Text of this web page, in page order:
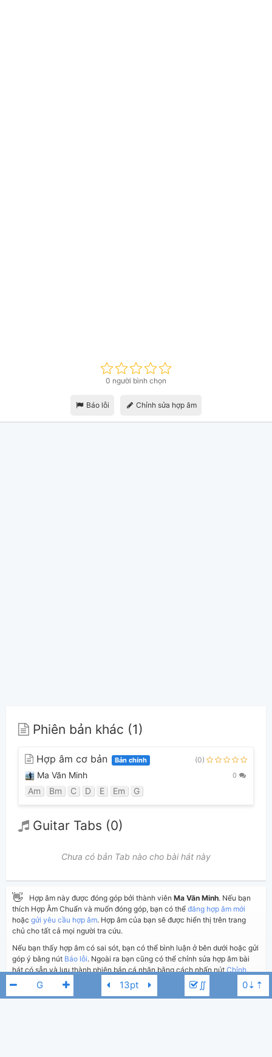
∬
0 người bình chọn
Báo lỗi Chỉnh sửa hợp âm
Phiên bản khác (1)
Hợp âm cơ bản Bản chính (0)
Ma Văn Minh 0
Am Bm C D E Em G
Guitar Tabs (0)
Chưa có bản Tab nào cho bài hát này
👋 Hợp âm này được đóng góp bởi thành viên Ma Văn Minh. Nếu bạn
thích Hợp Âm Chuẩn và muốn đóng góp, bạn có thể đăng hợp âm mới
hoặc gửi yêu cầu hợp âm. Hợp âm của bạn sẽ được hiển thị trên trang
chủ cho tất cả mọi người tra cứu.
Nếu bạn thấy hợp âm có sai sót, bạn có thể bình luận ở bên dưới hoặc gửi
góp ý bằng nút Báo lỗi. Ngoài ra bạn cũng có thể chỉnh sửa hợp âm bài
hát có sẵn và lưu thành phiên bản cá nhân bằng cách nhấn nút Chỉnh
sửa hợp âm